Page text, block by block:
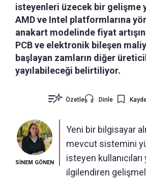
isteyenleri üzecek bir gelişme
AMD ve Intel platformlarına
anakart modelinde fiyat
PCB ve elektronik bileşen
başlayan zamların diğer
yayılabileceği belirtiliyor.
Özetle Dinle
SİNEM GÖNEN
Yeni bir bilgisayar
mevcut sistemini
isteyen kullanıcıları
ilgilendiren